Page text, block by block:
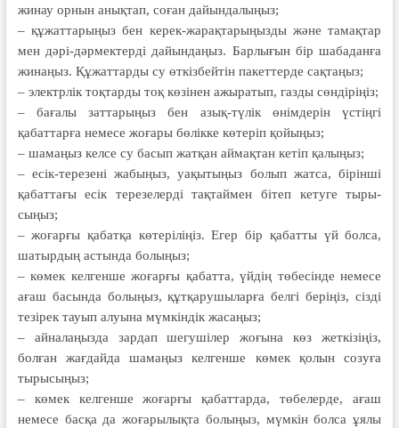
жинау ор­нын анықтап, соған дайындалыңыз;
– құжаттарыңыз бен керек-жарақтарыңызды және тамақ­тар
мен дәрі-дәрмектерді дайын­даңыз. Барлығын бір шабаданға
жинаңыз. Құжаттарды су өткізбейтін пакеттерде сақтаңыз;
– электрлік тоқтарды тоқ көзінен ажыратып, газды сөндіріңіз;
– бағалы заттарыңыз бен азық-түлік өнімдерін үстіңгі
қабаттарға немесе жоғары бөлікке көтеріп қойыңыз;
– шамаңыз келсе су басып жатқан аймақтан кетіп қалыңыз;
– есік-терезені жабыңыз, уақытыңыз болып жатса, бірінші
қабаттағы есік терезелерді тақтаймен бітеп кетуге тыры­
сыңыз;
– жоғарғы қабатқа көтеріліңіз. Егер бір қабатты үй болса,
шатырдың астын­да болыңыз;
– көмек келгенше жоғарғы қабатта, үйдің төбесінде немесе
ағаш басында болыңыз, құтқарушыларға белгі беріңіз, сізді
тезірек тауып алуына мүмкіндік жасаңыз;
– айналаңызда зардап шегушілер жоғына көз жеткізіңіз,
болған жағдайда шамаңыз келгенше көмек қолын созуға
тырысыңыз;
– көмек келгенше жоғарғы қабат­тарда, төбелерде, ағаш
немесе басқа да жоғарылықта болыңыз, мүмкін болса ұялы